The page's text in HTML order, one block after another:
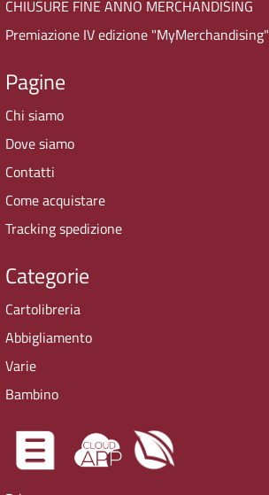
CHIUSURE FINE ANNO MERCHANDISING
Premiazione IV edizione "MyMerchandising"
Pagine
Chi siamo
Dove siamo
Contatti
Come acquistare
Tracking spedizione
Categorie
Cartolibreria
Abbigliamento
Varie
Bambino